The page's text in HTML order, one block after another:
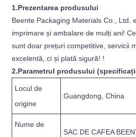
1.Prezentarea produsului
Beente Packaging Materials Co., Ltd.
imprimare și ambalare de mulți ani!
sunt doar prețuri competitive, servicii
excelentă, ci și plată sigură! !
2.Parametrul produsului
Locul de
origine
Guangdong, China
Nume de
SAC DE CAFEA